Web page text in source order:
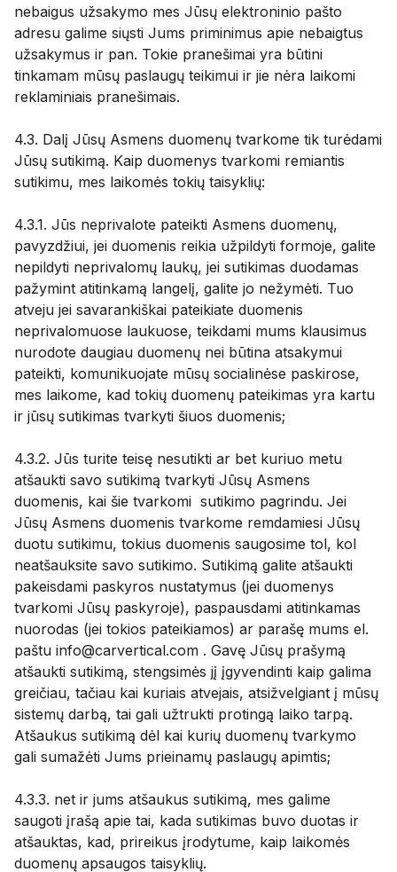
nebaigus užsakymo mes Jūsų elektroninio pašto
adresu galime siųsti Jums priminimus apie nebaigtus
užsakymus ir pan. Tokie pranešimai yra būtini
tinkamam mūsų paslaugų teikimui ir jie nėra laikomi
reklaminiais pranešimais.
4.3. Dalį Jūsų Asmens duomenų tvarkome tik turėdami
Jūsų sutikimą. Kaip duomenys tvarkomi remiantis
sutikimu, mes laikomės tokių taisyklių:
4.3.1. Jūs neprivalote pateikti Asmens duomenų,
pavyzdžiui, jei duomenis reikia užpildyti formoje, galite
nepildyti neprivalomų laukų, jei sutikimas duodamas
pažymint atitinkamą langelį, galite jo nežymėti. Tuo
atveju jei savarankiškai pateikiate duomenis
neprivalomuose laukuose, teikdami mums klausimus
nurodote daugiau duomenų nei būtina atsakymui
pateikti, komunikuojate mūsų socialinėse paskirose,
mes laikome, kad tokių duomenų pateikimas yra kartu
ir jūsų sutikimas tvarkyti šiuos duomenis;
4.3.2. Jūs turite teisę nesutikti ar bet kuriuo metu
atšaukti savo sutikimą tvarkyti Jūsų Asmens
duomenis, kai šie tvarkomi sutikimo pagrindu. Jei
Jūsų Asmens duomenis tvarkome remdamiesi Jūsų
duotu sutikimu, tokius duomenis saugosime tol, kol
neatšauksite savo sutikimo. Sutikimą galite atšaukti
pakeisdami paskyros nustatymus (jei duomenys
tvarkomi Jūsų paskyroje), paspausdami atitinkamas
nuorodas (jei tokios pateikiamos) ar parašę mums el.
paštu info@carvertical.com . Gavę Jūsų prašymą
atšaukti sutikimą, stengsimės jį įgyvendinti kaip galima
greičiau, tačiau kai kuriais atvejais, atsižvelgiant į mūsų
sistemų darbą, tai gali užtrukti protingą laiko tarpą.
Atšaukus sutikimą dėl kai kurių duomenų tvarkymo
gali sumažėti Jums prieinamų paslaugų apimtis;
4.3.3. net ir jums atšaukus sutikimą, mes galime
saugoti įrašą apie tai, kada sutikimas buvo duotas ir
atšauktas, kad, prireikus įrodytume, kaip laikomės
duomenų apsaugos taisyklių.